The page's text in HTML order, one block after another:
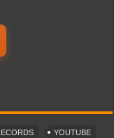
YOUTUBE